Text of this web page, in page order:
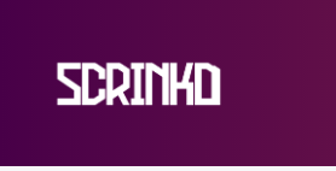
conteúdo